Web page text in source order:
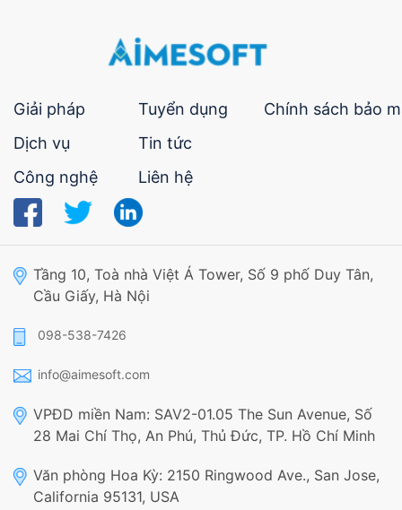
Giải pháp
Dịch vụ
Công nghệ
Tuyển dụng
Tin tức
Liên hệ
Chính sách bảo
Tầng 10, Toà nhà Việt Á Tower, Số 9 phố Duy Tân,
Cầu Giấy, Hà Nội
098-538-7426
info@aimesoft.com
VPĐD miền Nam: SAV2-01.05 The Sun Avenue, Số
28 Mai Chí Thọ, An Phú, Thủ Đức, TP. Hồ Chí Minh
Văn phòng Hoa Kỳ: 2150 Ringwood Ave., San Jose,
California 95131, USA